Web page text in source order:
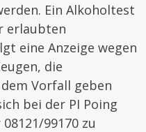
Ein Alkoholtest
erlaubten
eine Anzeige wegen
die
Vorfall geben
bei der PI Poing
99170 zu